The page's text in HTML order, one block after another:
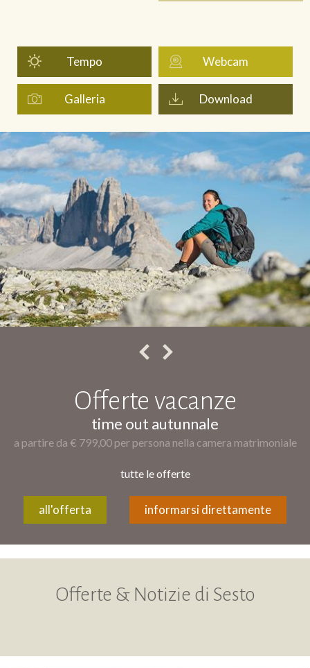
Tempo Webcam
Galleria Download
Offerte vacanze
time out autunnale
a partire da € 799,00 per persona nella camera matrimoniale
tutte le offerte
all'offerta informarsi direttamente
Offerte & Notizie di Sesto